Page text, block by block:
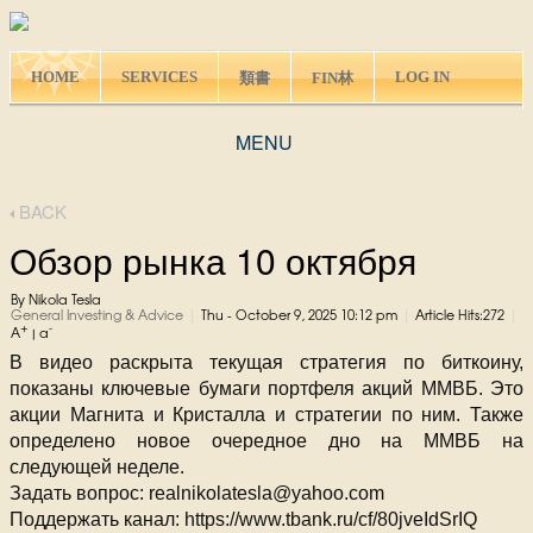
HOME SERVICES 類書 FIN林 LOG IN
MENU
BACK
Обзор рынка 10 октября
By Nikola Tesla
General Investing & Advice
Thu - October 9, 2025 10:12 pm Article Hits:272
A+ a-
В видео раскрыта текущая стратегия по биткоину,
показаны ключевые бумаги портфеля акций ММВБ. Это
акции Магнита и Кристалла и стратегии по ним. Также
определено новое очередное дно на ММВБ на
следующей неделе.
Задать вопрос: realnikolatesla@yahoo.com
Поддержать канал: https://www.tbank.ru/cf/80jveIdSrIQ